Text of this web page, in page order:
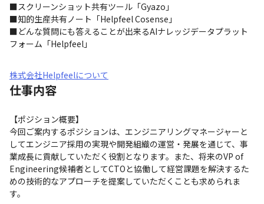
■スクリーンショット共有ツール「Gyazo」
■知的生産共有ノート「Helpfeel Cosense」
■どんな質問にも答えることが出来るAIナレッジデータプラット
フォーム「Helpfeel」
株式会社Helpfeelについて
仕事内容
【ポジション概要】
今回ご案内するポジションは、エンジニアリングマネージャーと
してエンジニア採用の実現や開発組織の運営・発展を通じて、事
業成長に貢献していただく役割となります。また、将来のVP of
Engineering候補者としてCTOと協働して経営課題を解決するた
めの技術的なアプローチを提案していただくことも求められま
す。